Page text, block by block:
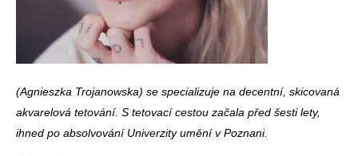
(Agnieszka Trojanowska) se specializuje na decentní, skicovaná
akvarelová tetování. S tetovací cestou začala před šesti lety,
ihned po absolvování Univerzity umění v Poznani.